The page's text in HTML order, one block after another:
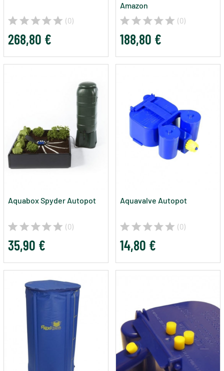
(0)
268,80 €
Amazon
(0)
188,80 €
Aquabox Spyder Autopot
(0)
35,90 €
Aquavalve Autopot
(0)
14,80 €